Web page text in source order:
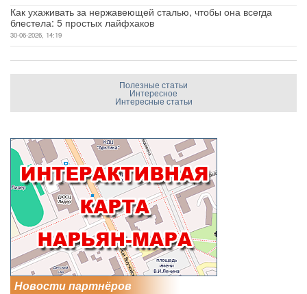
Как ухаживать за нержавеющей сталью, чтобы она всегда
блестела: 5 простых лайфхаков
30-06-2026, 14:19
Полезные статьи
Интересное
Интересные статьи
Новости партнёров